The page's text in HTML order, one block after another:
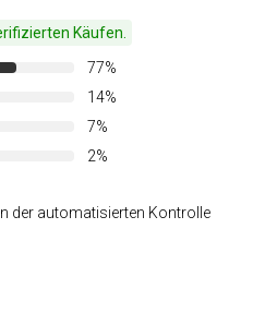
Käufen.
77%
14%
7%
2%
der automatisierten Kontrolle